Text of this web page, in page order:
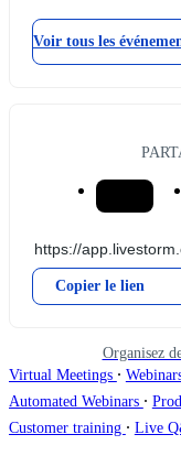
Voir tous les
Copier le lien
Organisez
Virtual Meetings ∙
Automated Webinars ∙
Customer training ∙ Live